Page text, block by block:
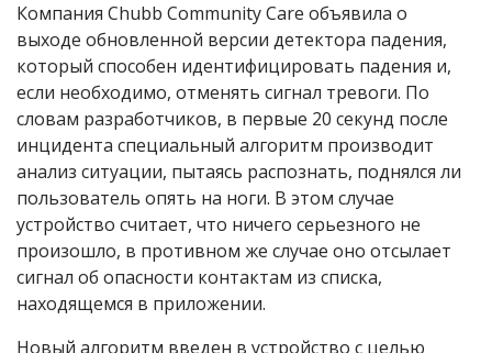
Компания Chubb Community Care объявила о
выходе обновленной версии детектора падения,
который способен идентифицировать падения и,
если необходимо, отменять сигнал тревоги. По
словам разработчиков, в первые 20 секунд после
инцидента специальный алгоритм производит
анализ ситуации, пытаясь распознать, поднялся ли
пользователь опять на ноги. В этом случае
устройство считает, что ничего серьезного не
произошло, в противном же случае оно отсылает
сигнал об опасности контактам из списка,
находящемся в приложении.
Новый алгоритм введен в устройство с целью